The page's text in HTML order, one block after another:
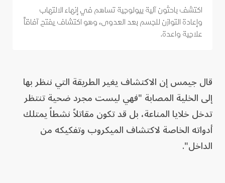
اكتشف باحثون آلية بيولوجية تساهم في إنهاء الالتهاب
وإعادة التوازن للجسم بعد العدوى، وهو اكتشاف يفتح آفاقاً
علاجية واعدة.
قال جيمس إن الاكتشاف يغير الطريقة التي ننظر بها
إلى الخلية المصابة "فهي ليست مجرد ضحية تنتظر
تدخل خلايا المناعة، بل قد تكون مقاتلاً نشطاً يمتلك
أدواته الخاصة لاكتشاف الميكروب وتفكيكه من
الداخل".